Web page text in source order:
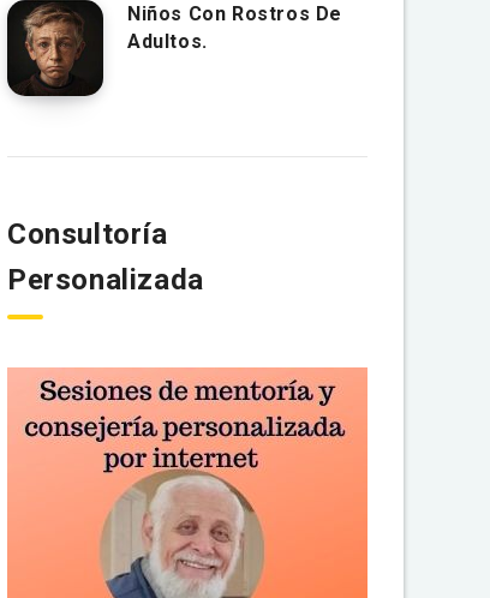
Niños Con Rostros De
Adultos.
Consultoría
Personalizada